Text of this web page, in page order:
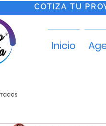
COTIZA TU
Inicio